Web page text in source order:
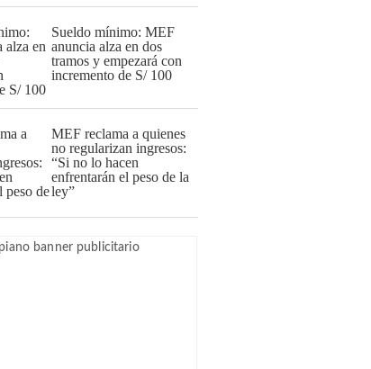
Sueldo mínimo: MEF
anuncia alza en dos
tramos y empezará con
incremento de S/ 100
MEF reclama a quienes
no regularizan ingresos:
“Si no lo hacen
enfrentarán el peso de la
ley”